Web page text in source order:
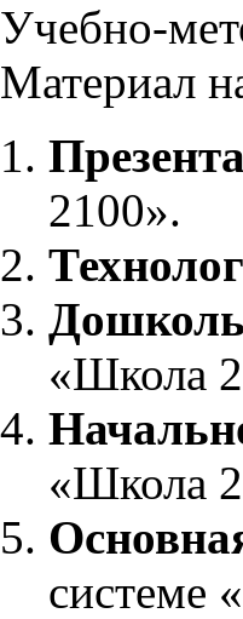
Учебно-
Материал
2100».
«Школа
«Школа
системе